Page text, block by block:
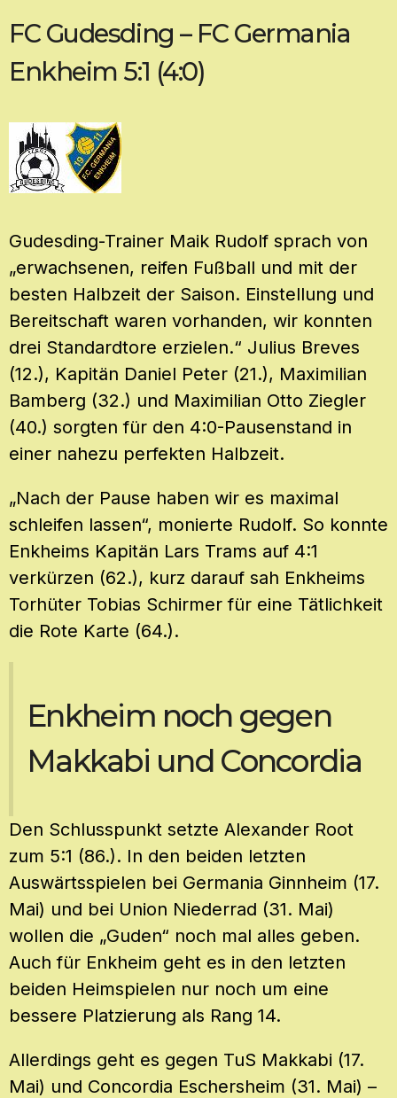
FC Gudesding – FC Germania
Enkheim 5:1 (4:0)
Gudesding-Trainer Maik Rudolf sprach von
„erwachsenen, reifen Fußball und mit der
besten Halbzeit der Saison. Einstellung und
Bereitschaft waren vorhanden, wir konnten
drei Standardtore erzielen.“ Julius Breves
(12.), Kapitän Daniel Peter (21.), Maximilian
Bamberg (32.) und Maximilian Otto Ziegler
(40.) sorgten für den 4:0-Pausenstand in
einer nahezu perfekten Halbzeit.
„Nach der Pause haben wir es maximal
schleifen lassen“, monierte Rudolf. So konnte
Enkheims Kapitän Lars Trams auf 4:1
verkürzen (62.), kurz darauf sah Enkheims
Torhüter Tobias Schirmer für eine Tätlichkeit
die Rote Karte (64.).
Enkheim noch gegen
Makkabi und Concordia
Den Schlusspunkt setzte Alexander Root
zum 5:1 (86.). In den beiden letzten
Auswärtsspielen bei Germania Ginnheim (17.
Mai) und bei Union Niederrad (31. Mai)
wollen die „Guden“ noch mal alles geben.
Auch für Enkheim geht es in den letzten
beiden Heimspielen nur noch um eine
bessere Platzierung als Rang 14.
Allerdings geht es gegen TuS Makkabi (17.
Mai) und Concordia Eschersheim (31. Mai) –